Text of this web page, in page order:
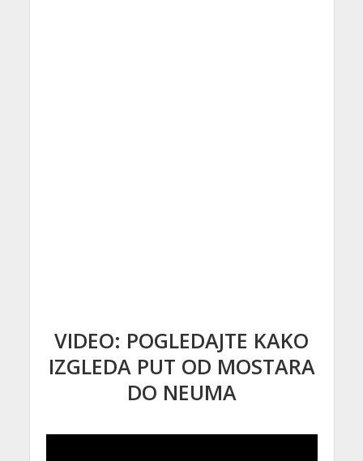
VIDEO: POGLEDAJTE KAKO
IZGLEDA PUT OD MOSTARA
DO NEUMA